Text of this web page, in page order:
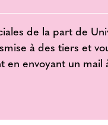
de la part de
à des tiers et
envoyant un mail